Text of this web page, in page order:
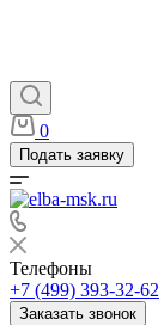
0
Подать заявку
Телефоны
+7 (499) 393-32-62
Заказать звонок